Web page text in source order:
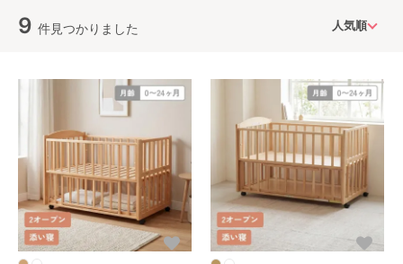
9 件見つかりました